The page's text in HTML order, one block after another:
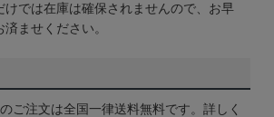
けでは在庫は確保されませんので、お早
ませください。
ご注文は全国一律送料無料です。詳しく